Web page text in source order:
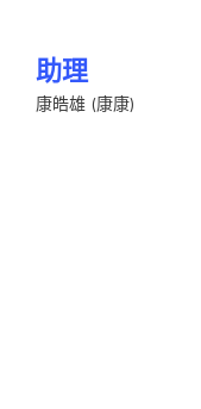
助理
康皓雄 (康康)